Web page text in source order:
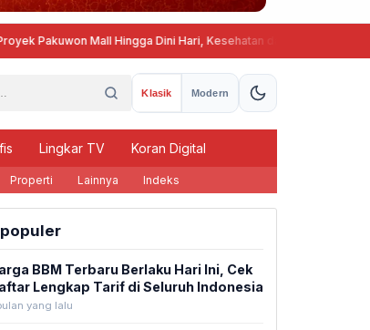
Mall Hingga Dini Hari, Kesehatan dan Ketenangan Warga
Klasik Modern
Lingkar TV Koran Digital
Properti Lainnya Indeks
BBM Terbaru Berlaku Hari Ini, Cek
Lengkap Tarif di Seluruh Indonesia
yang lalu